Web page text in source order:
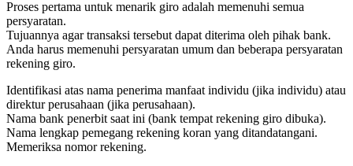
Proses pertama untuk menarik giro adalah memenuhi semua
persyaratan.
Tujuannya agar transaksi tersebut dapat diterima oleh pihak bank.
Anda harus memenuhi persyaratan umum dan beberapa persyaratan
rekening giro.
Identifikasi atas nama penerima manfaat individu (jika individu) atau
direktur perusahaan (jika perusahaan).
Nama bank penerbit saat ini (bank tempat rekening giro dibuka).
Nama lengkap pemegang rekening koran yang ditandatangani.
Memeriksa nomor rekening.